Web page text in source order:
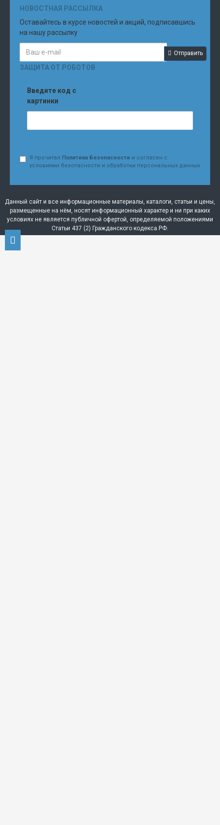
НОВОСТНАЯ РАССЫЛКА
Оставайтесь в курсе новостей и акций, подписавшись
на нашу рассылку
Отправить
ЗАЩИТА ОТ РОБОТОВ
Введите код с
картинки
Я прочитал Политика Безопасности и согласен с
условиями безопасности и обработки персональных данных
Данный сайт и все информационные материалы, каталоги, статьи и цены,
размещенные на нём, носят информационный характер и ни при каких
условиях не является публичной офертой, определяемой положениями
Статьи 437 (2) Гражданского кодекса РФ.